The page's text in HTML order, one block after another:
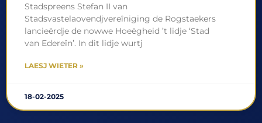
Stadspreens Stefan II van
Stadsvastelaovendjvereîniging de Rogstaekers
lancieërdje de nowwe Hoeëgheid ’t lidje ‘Stad
van Edereîn’. In dit lidje wurtj
LAESJ WIETER »
18-02-2025